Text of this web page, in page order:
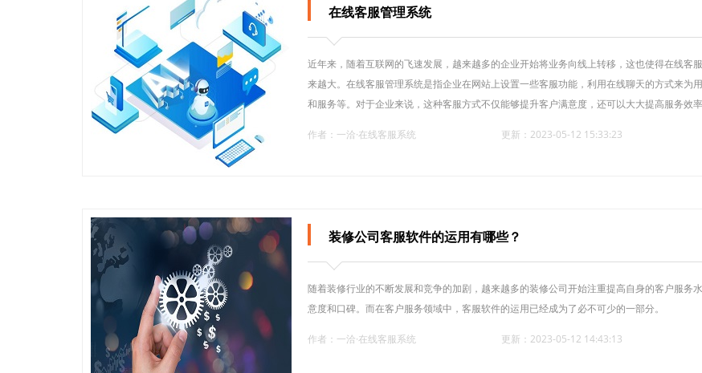
在线客服管理系统
近年来，随着互联网的飞速发展，越来越多的企业开始将业务向线上转移，这也使得在线客
来越大。在线客服管理系统是指企业在网站上设置一些客服功能，利用在线聊天的方式来为
和服务等。对于企业来说，这种客服方式不仅能够提升客户满意度，还可以大大提高服务效率
作者：一洽·在线客服系统 更新：2023-05-12 15:33:23
装修公司客服软件的运用有哪些？
随着装修行业的不断发展和竞争的加剧，越来越多的装修公司开始注重提高自身的客户服务
意度和口碑。而在客户服务领域中，客服软件的运用已经成为了必不可少的一部分。
作者：一洽·在线客服系统 更新：2023-05-12 14:43:13